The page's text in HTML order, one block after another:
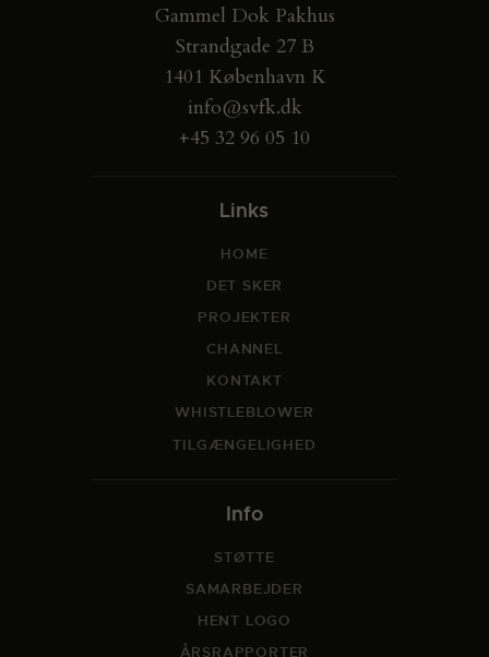
Gammel Dok Pakhus
Strandgade 27 B
1401 København K
info@svfk.dk
+45 32 96 05 10
Links
HOME
DET SKER
PROJEKTER
CHANNEL
KONTAKT
WHISTLEBLOWER
TILGÆNGELIGHED
Info
STØTTE
SAMARBEJDER
HENT LOGO
ÅRSRAPPORTER